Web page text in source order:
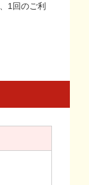
1回のご利